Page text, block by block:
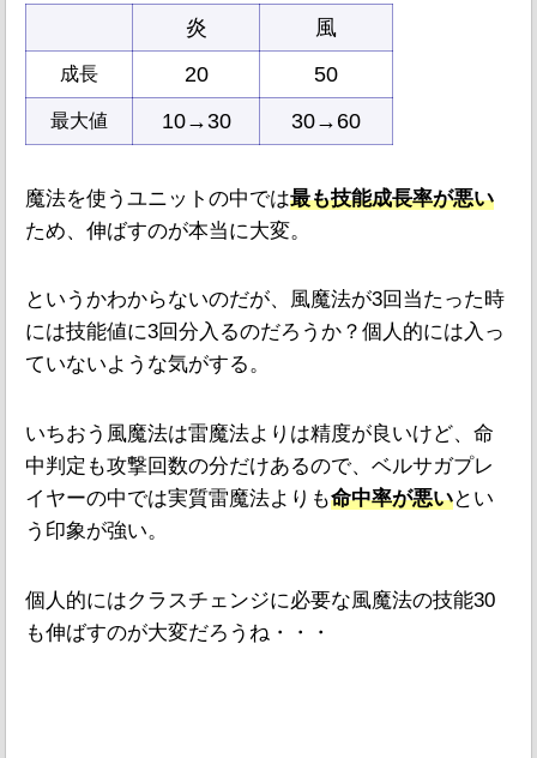
炎 風
成長 20 50
最大値 10→30 30→60
魔法を使うユニットの中では最も技能成長率が悪い
ため、伸ばすのが本当に大変。
というかわからないのだが、風魔法が3回当たった時
には技能値に3回分入るのだろうか？個人的には入っ
ていないような気がする。
いちおう風魔法は雷魔法よりは精度が良いけど、命
中判定も攻撃回数の分だけあるので、ベルサガプレ
イヤーの中では実質雷魔法よりも命中率が悪いとい
う印象が強い。
個人的にはクラスチェンジに必要な風魔法の技能30
も伸ばすのが大変だろうね・・・